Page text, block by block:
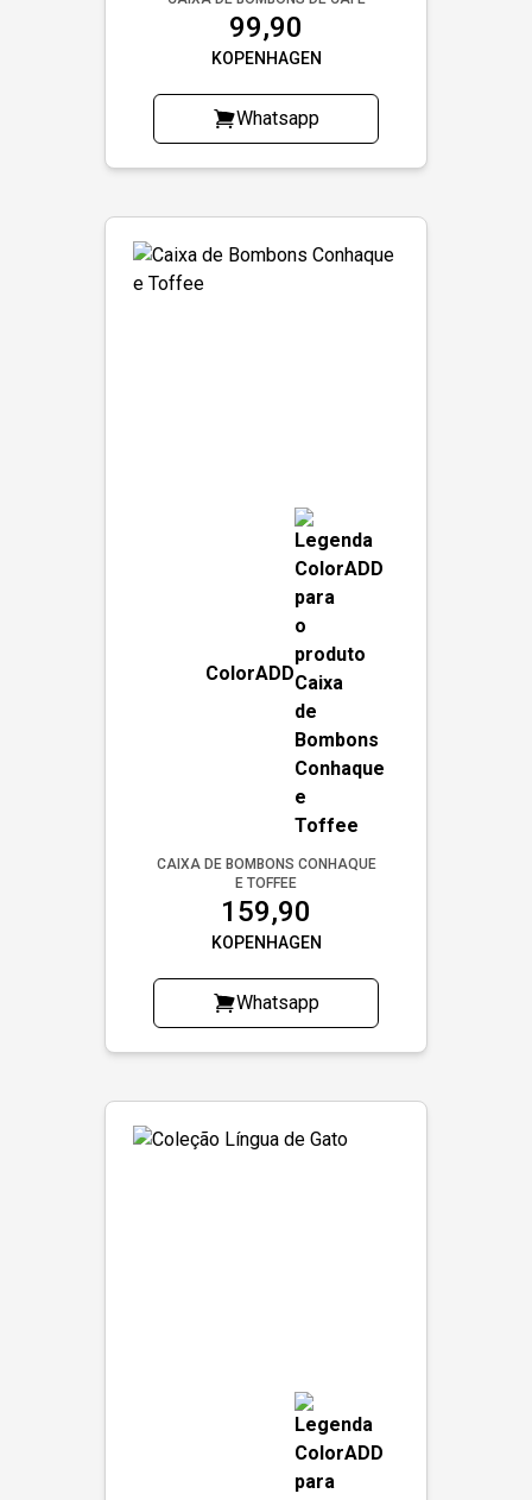
99,90
KOPENHAGEN
Whatsapp
ColorADD
CAIXA DE BOMBONS CONHAQUE
E TOFFEE
159,90
KOPENHAGEN
Whatsapp